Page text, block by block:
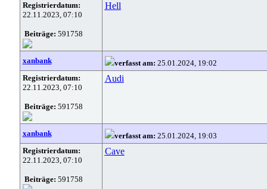
Registrierdatum:
22.11.2023, 07:10
Beiträge: 591758
Hell
xanbank verfasst am: 25.01.2024, 19:02
Registrierdatum:
22.11.2023, 07:10
Beiträge: 591758
Audi
xanbank verfasst am: 25.01.2024, 19:03
Registrierdatum:
22.11.2023, 07:10
Beiträge: 591758
Cave